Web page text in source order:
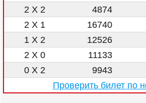
2 X 2
4874
2 X 1
16740
1 X 2
12526
2 X 0
11133
0 X 2
9943
Проверить билет по